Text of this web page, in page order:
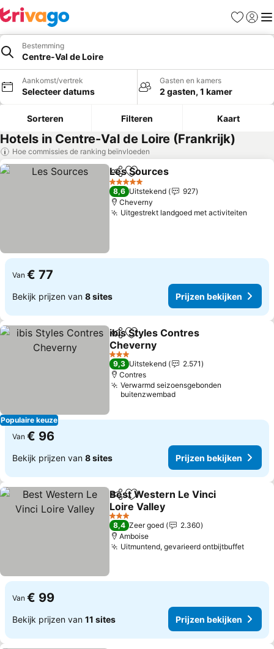
Favorieten
Bestemming
Centre-Val de Loire
Aankomst/vertrek
Selecteer datums
Gasten en kamers
2 gasten, 1 kamer
Sorteren Filteren Kaart
Hotels in Centre-Val de Loire (Frankrijk)
Hoe commissies de ranking beïnvloeden
DelenToevoegen aan favorieten
Les Sources
5 Sterren
8,6 Uitstekend
927
Cheverny
Uitgestrekt landgoed met activiteiten
Van € 77
Bekijk prijzen van 8 sites Prijzen bekijken
Populaire keuze
DelenToevoegen aan favorieten
ibis Styles Contres
Cheverny
3 Sterren
9,3 Uitstekend
2.571
Contres
Verwarmd seizoensgebonden
buitenzwembad
Van € 96
Bekijk prijzen van 8 sites Prijzen bekijken
DelenToevoegen aan favorieten
Best Western Le Vinci
Loire Valley
3 Sterren
8,4 Zeer goed
2.360
Amboise
Uitmuntend, gevarieerd ontbijtbuffet
Van € 99
Bekijk prijzen van 11 sites Prijzen bekijken